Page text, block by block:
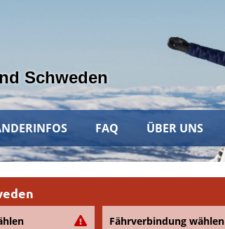
Schweden
FAQ ÜBER UNS
Fährverbindung wählen